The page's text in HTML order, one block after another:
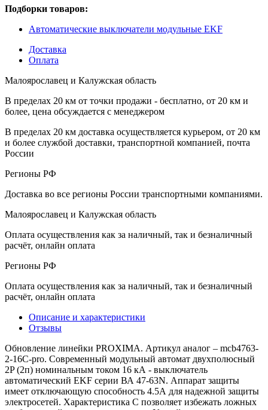
Подборки товаров:
Автоматические выключатели модульные EKF
Доставка
Оплата
Малоярославец и Калужская область
В пределах 20 км от точки продажи - бесплатно, от 20 км и
более, цена обсуждается с менеджером
В пределах 20 км доставка осуществляется курьером, от 20 км
и более службой доставки, транспортной компанией, почта
России
Регионы РФ
Доставка во все регионы России транспортными компаниями.
Малоярославец и Калужская область
Оплата осуществления как за наличный, так и безналичный
расчёт, онлайн оплата
Регионы РФ
Оплата осуществления как за наличный, так и безналичный
расчёт, онлайн оплата
Описание и характеристики
Отзывы
Обновление линейки PROXIMA. Артикул аналог – mcb4763-
2-16C-pro. Современный модульный автомат двухполюсный
2P (2п) номинальным током 16 кА - выключатель
автоматический EKF серии ВА 47-63N. Аппарат защиты
имеет отключающую способность 4.5А для надежной защиты
электросетей. Характеристика C позволяет избежать ложных